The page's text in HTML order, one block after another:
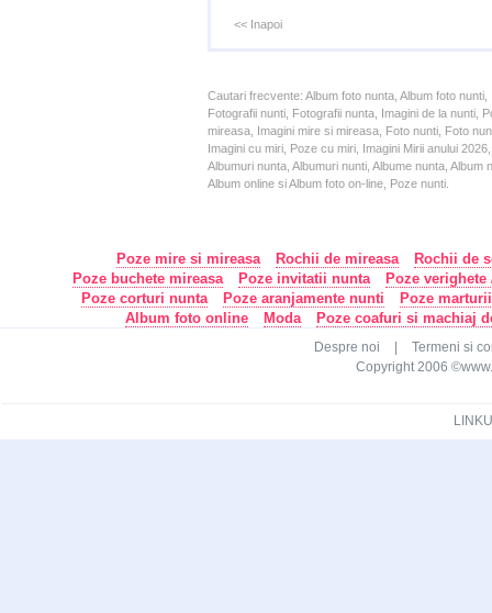
<< Inapoi
Cautari frecvente: Album foto nunta, Album foto
Fotografii nunti, Fotografii nunta, Imagini de la nunti,
mireasa, Imagini mire si mireasa, Foto nunti, Foto
Imagini cu miri, Poze cu miri, Imagini Mirii anului
Albumuri nunta, Albumuri nunti, Albume nunta,
Album online si Album foto on-line, Poze nunti.
Poze mire si mireasa Rochii de mireasa
Rochii de
Poze buchete mireasa
Poze invitatii nunta
Poze
Poze corturi nunta
Poze aranjamente nunti
Poze
Album foto online
Moda Poze coafuri si machiaj
Despre noi
Termeni si
Copyright 2006